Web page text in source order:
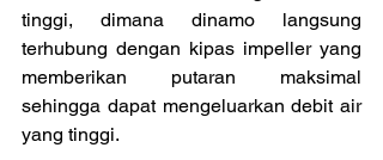
tinggi, dimana dinamo langsung
terhubung dengan kipas impeller yang
memberikan putaran maksimal
sehingga dapat mengeluarkan debit air
yang tinggi.